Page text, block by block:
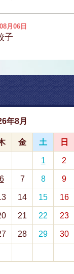
月06日
子
年8月
金 土 日
1 2
6 7 8 9
14 15 16
21 22 23
28 29 30